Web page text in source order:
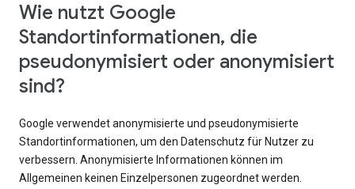
Wie nutzt Google
Standortinformationen, die
pseudonymisiert oder anonymisiert
sind?
Google verwendet anonymisierte und pseudonymisierte
Standortinformationen, um den Datenschutz für Nutzer zu
verbessern. Anonymisierte Informationen können im
Allgemeinen keinen Einzelpersonen zugeordnet werden.